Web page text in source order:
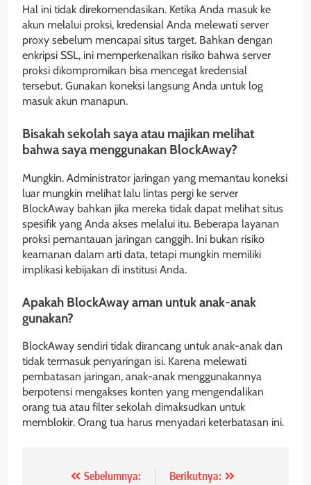
Hal ini tidak direkomendasikan. Ketika Anda masuk ke
akun melalui proksi, kredensial Anda melewati server
proxy sebelum mencapai situs target. Bahkan dengan
enkripsi SSL, ini memperkenalkan risiko bahwa server
proksi dikompromikan bisa mencegat kredensial
tersebut. Gunakan koneksi langsung Anda untuk log
masuk akun manapun.
Bisakah sekolah saya atau majikan melihat
bahwa saya menggunakan BlockAway?
Mungkin. Administrator jaringan yang memantau koneksi
luar mungkin melihat lalu lintas pergi ke server
BlockAway bahkan jika mereka tidak dapat melihat situs
spesifik yang Anda akses melalui itu. Beberapa layanan
proksi pemantauan jaringan canggih. Ini bukan risiko
keamanan dalam arti data, tetapi mungkin memiliki
implikasi kebijakan di institusi Anda.
Apakah BlockAway aman untuk anak-anak
gunakan?
BlockAway sendiri tidak dirancang untuk anak-anak dan
tidak termasuk penyaringan isi. Karena melewati
pembatasan jaringan, anak-anak menggunakannya
berpotensi mengakses konten yang mengendalikan
orang tua atau filter sekolah dimaksudkan untuk
memblokir. Orang tua harus menyadari keterbatasan ini.
NavigasiSebelumnya:
Berikutnya: